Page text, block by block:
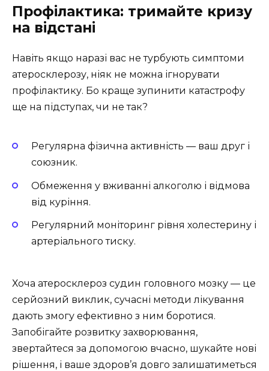
Профілактика: тримайте кризу
на відстані
Навіть якщо наразі вас не турбують симптоми
атеросклерозу, ніяк не можна ігнорувати
профілактику. Бо краще зупинити катастрофу
ще на підступах, чи не так?
Регулярна фізична активність — ваш друг і
союзник.
Обмеження у вживанні алкоголю і відмова
від куріння.
Регулярний моніторинг рівня холестерину і
артеріального тиску.
Хоча атеросклероз судин головного мозку — це
серйозний виклик, сучасні методи лікування
дають змогу ефективно з ним боротися.
Запобігайте розвитку захворювання,
звертайтеся за допомогою вчасно, шукайте нові
рішення, і ваше здоров’я довго залишатиметься